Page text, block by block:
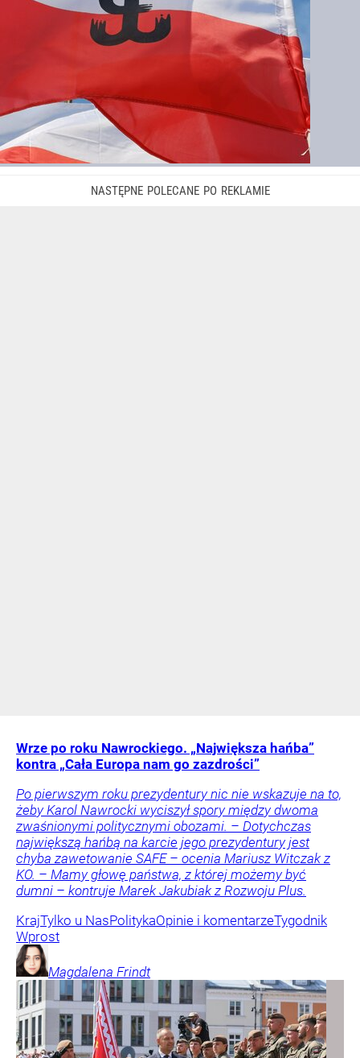
Wrze po roku Nawrockiego. „Największa hańba”
kontra „Cała Europa nam go zazdrości”
Po pierwszym roku prezydentury nic nie wskazuje na to,
żeby Karol Nawrocki wyciszył spory między dwoma
zwaśnionymi politycznymi obozami. – Dotychczas
największą hańbą na karcie jego prezydentury jest
chyba zawetowanie SAFE – ocenia Mariusz Witczak z
KO. – Mamy głowę państwa, z której możemy być
dumni – kontruje Marek Jakubiak z Rozwoju Plus.
KrajTylko u NasPolitykaOpinie i komentarzeTygodnik
Wprost
Magdalena Frindt